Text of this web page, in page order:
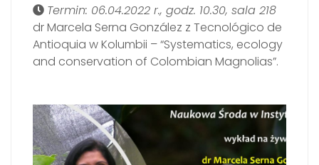
Termin: 06.04.2022 r., godz. 10.30, sala 218
dr Marcela Serna González z Tecnológico de
Antioquia w Kolumbii – “Systematics, ecology
and conservation of Colombian Magnolias”.